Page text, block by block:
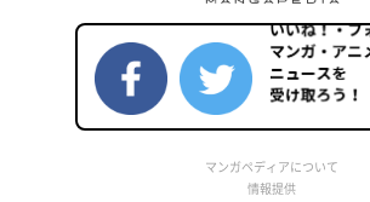
マンガペディアについて
情報提供